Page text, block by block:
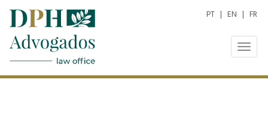
PT | EN | FR